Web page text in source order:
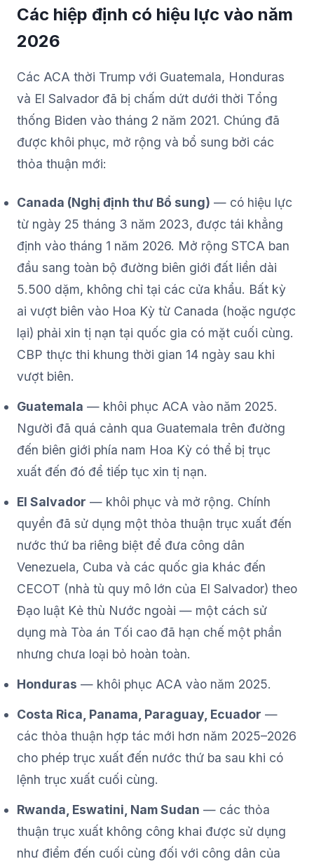
Các hiệp định có hiệu lực vào năm
2026
Các ACA thời Trump với Guatemala, Honduras
và El Salvador đã bị chấm dứt dưới thời Tổng
thống Biden vào tháng 2 năm 2021. Chúng đã
được khôi phục, mở rộng và bổ sung bởi các
thỏa thuận mới:
Canada (Nghị định thư Bổ sung) — có hiệu lực
từ ngày 25 tháng 3 năm 2023, được tái khẳng
định vào tháng 1 năm 2026. Mở rộng STCA ban
đầu sang toàn bộ đường biên giới đất liền dài
5.500 dặm, không chỉ tại các cửa khẩu. Bất kỳ
ai vượt biên vào Hoa Kỳ từ Canada (hoặc ngược
lại) phải xin tị nạn tại quốc gia có mặt cuối cùng.
CBP thực thi khung thời gian 14 ngày sau khi
vượt biên.
Guatemala — khôi phục ACA vào năm 2025.
Người đã quá cảnh qua Guatemala trên đường
đến biên giới phía nam Hoa Kỳ có thể bị trục
xuất đến đó để tiếp tục xin tị nạn.
El Salvador — khôi phục và mở rộng. Chính
quyền đã sử dụng một thỏa thuận trục xuất đến
nước thứ ba riêng biệt để đưa công dân
Venezuela, Cuba và các quốc gia khác đến
CECOT (nhà tù quy mô lớn của El Salvador) theo
Đạo luật Kẻ thù Nước ngoài — một cách sử
dụng mà Tòa án Tối cao đã hạn chế một phần
nhưng chưa loại bỏ hoàn toàn.
Honduras — khôi phục ACA vào năm 2025.
Costa Rica, Panama, Paraguay, Ecuador —
các thỏa thuận hợp tác mới hơn năm 2025–2026
cho phép trục xuất đến nước thứ ba sau khi có
lệnh trục xuất cuối cùng.
Rwanda, Eswatini, Nam Sudan — các thỏa
thuận trục xuất không công khai được sử dụng
như điểm đến cuối cùng đối với công dân của